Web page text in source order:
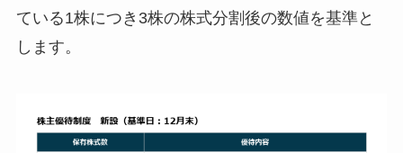
ている1株につき3株の株式分割後の数値を基準と
します。